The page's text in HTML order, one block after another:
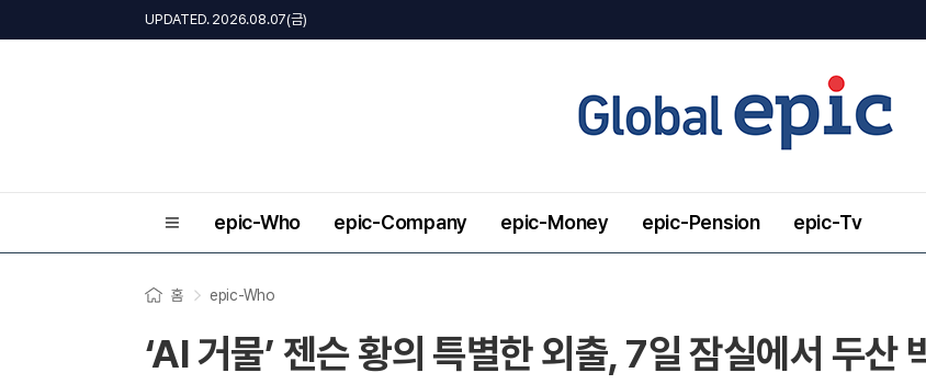
UPDATED. 2026.08.07(금)
epic-Who epic-Company epic-Money epic-Pension epic-Tv
홈 epic-Who
‘AI 거물’ 젠슨 황의 특별한 외출, 7일 잠실에서 두산